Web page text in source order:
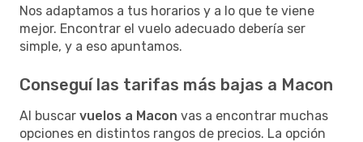
Nos adaptamos a tus horarios y a lo que te viene
mejor. Encontrar el vuelo adecuado debería ser
simple, y a eso apuntamos.
Conseguí las tarifas más bajas a Macon
Al buscar vuelos a Macon vas a encontrar muchas
opciones en distintos rangos de precios. La opción